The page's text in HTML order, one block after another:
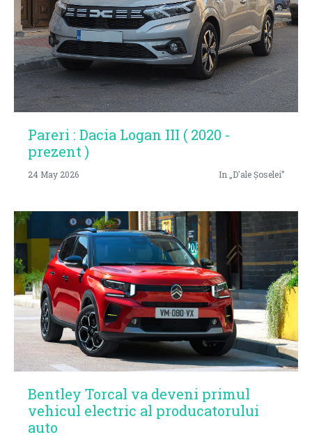
Pareri : Dacia Logan III ( 2020 -
prezent )
24 May 2026 In „D'ale Șoselei”
Bentley Torcal va deveni primul
vehicul electric al producatorului
auto